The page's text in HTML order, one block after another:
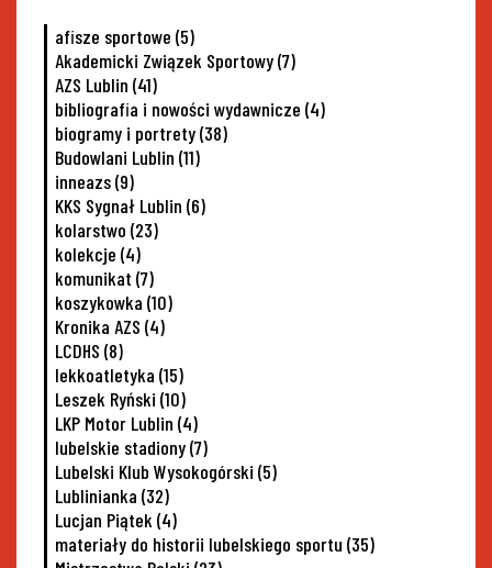
afisze sportowe (5)
Akademicki Związek Sportowy(7)
AZS Lublin (41)
bibliografia i nowości wydawnicze (4)
biogramy i portrety(38)
Budowlani Lublin (11)
inneazs(9)
KKS Sygnał Lublin (6)
kolarstwo (23)
kolekcje (4)
komunikat (7)
koszykowka (10)
Kronika AZS (4)
LCDHS (8)
lekkoatletyka (15)
Leszek Ryński (10)
LKP Motor Lublin (4)
lubelskie stadiony(7)
Lubelski Klub Wysokogórski (5)
Lublinianka (32)
Lucjan Piątek (4)
materiały do historii lubelskiego sportu (35)